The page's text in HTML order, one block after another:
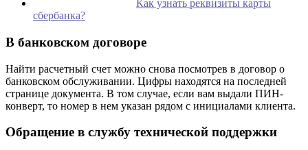
Как узнать реквизиты карты
сбербанка?
В банковском договоре
Найти расчетный счет можно снова посмотрев в договор о
банковском обслуживании. Цифры находятся на последней
странице документа. В том случае, если вам выдали ПИН-
конверт, то номер в нем указан рядом с инициалами клиента.
Обращение в службу технической поддержки